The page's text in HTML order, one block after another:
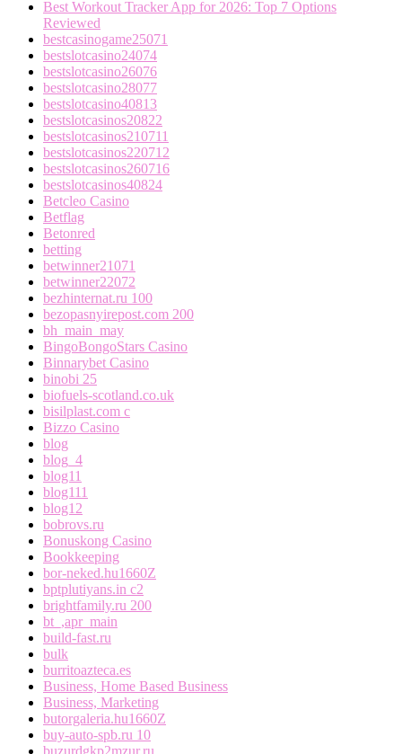
Best Workout Tracker App for 2026: Top 7 Options
Reviewed
bestcasinogame25071
bestslotcasino24074
bestslotcasino26076
bestslotcasino28077
bestslotcasino40813
bestslotcasinos20822
bestslotcasinos210711
bestslotcasinos220712
bestslotcasinos260716
bestslotcasinos40824
Betcleo Casino
Betflag
Betonred
betting
betwinner21071
betwinner22072
bezhinternat.ru 100
bezopasnyirepost.com 200
bh_main_may
BingoBongoStars Casino
Binnarybet Casino
binobi 25
biofuels-scotland.co.uk
bisilplast.com c
Bizzo Casino
blog
blog_4
blog11
blog111
blog12
bobrovs.ru
Bonuskong Casino
Bookkeeping
bor-neked.hu1660Z
bptplutiyans.in c2
brightfamily.ru 200
bt_,apr_main
build-fast.ru
bulk
burritoazteca.es
Business, Home Based Business
Business, Marketing
butorgaleria.hu1660Z
buy-auto-spb.ru 10
buzurdgkp2mzur.ru